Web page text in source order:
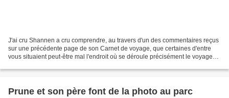
J'ai cru Shannen a cru comprendre, au travers d'un des commentaires reçus
sur une précédente page de son Carnet de voyage, que certaines d'entre
vous situaient peut-être mal l'endroit où se déroule précisément le voyage
Prune et son père font de la photo au parc